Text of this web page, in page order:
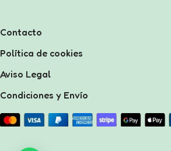
Contacto
Política de cookies
Aviso Legal
Condiciones y Envío